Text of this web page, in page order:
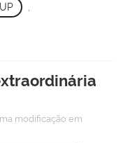
modificação em